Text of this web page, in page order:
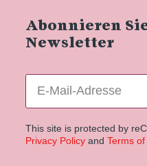
Abonnieren
Newsletter
This site is protected by
Privacy Policyand Terms